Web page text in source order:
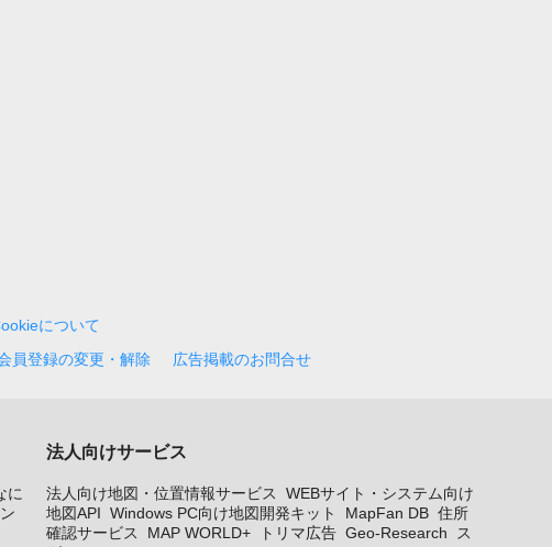
について
員登録の変更・解除 広告掲載のお問合せ
に
法人向けサービス
法人向け地図・位置情報サービス
WEBサイト・システム向け
地図API Windows PC向け地図開発キット MapFan DB 住所
確認サービス
MAP WORLD+ トリマ広告 Geo-Research
ス